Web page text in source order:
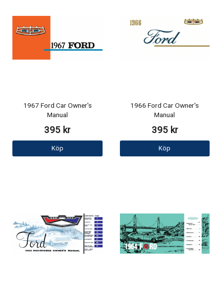
1967 Ford Car Owner's
Manual
395 kr
Köp
1966 Ford Car Owner's
Manual
395 kr
Köp